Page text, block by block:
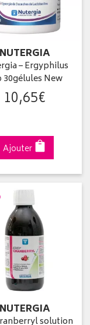
NUTERGIA
– Ergyphilus
30gélules New
10,65€
Ajouter
NUTERGIA
solution